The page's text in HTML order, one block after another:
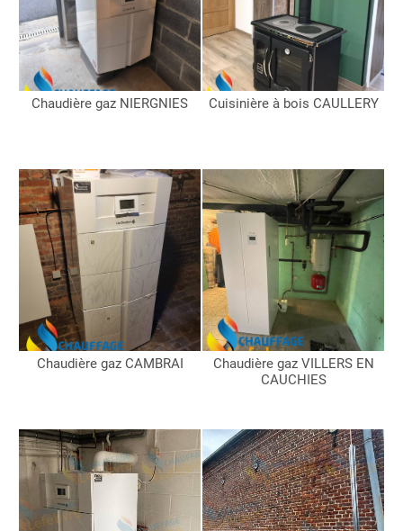
Chaudière gaz NIERGNIES Cuisinière à bois CAULLERY
Chaudière gaz CAMBRAI
Chaudière gaz VILLERS EN
CAUCHIES